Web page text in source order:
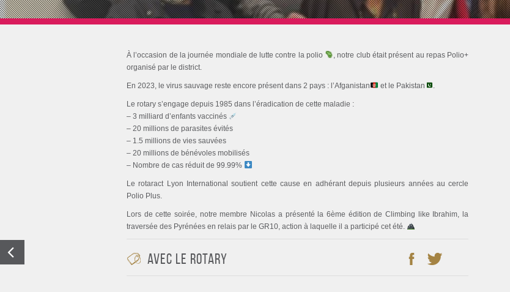
À l’occasion de la journée mondiale de lutte contre la polio
, notre club était présent au repas Polio+
organisé par le district.
En 2023, le virus sauvage reste encore présent dans 2 pays : l’Afganistan et le Pakistan .
Le rotary s’engage depuis 1985 dans l’éradication de cette maladie :
– 3 milliard d’enfants vaccinés
– 20 millions de parasites évités
– 1.5 millions de vies sauvées
– 20 millions de bénévoles mobilisés
– Nombre de cas réduit de 99.99%
Le rotaract Lyon International soutient cette cause en adhérant depuis plusieurs années au cercle
Polio Plus.
Lors de cette soirée, notre membre Nicolas a présenté la 6ème édition de Climbing like Ibrahim, la
traversée des Pyrénées en relais par le GR10, action à laquelle il a participé cet été.
Avec le rotary